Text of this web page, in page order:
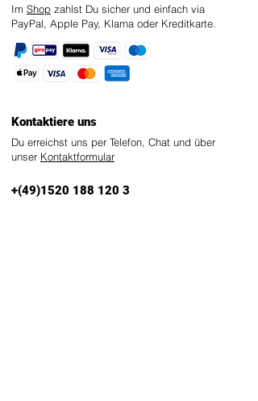
Im Shop zahlst Du sicher und einfach via
PayPal, Apple Pay, Klarna oder Kreditkarte.
Kontaktiere uns
Du erreichst uns per Telefon, Chat und über
unser Kontaktformular
+(49)1520 188 120 3